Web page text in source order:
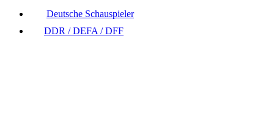
Deutsche Schauspieler
DDR / DEFA / DFF